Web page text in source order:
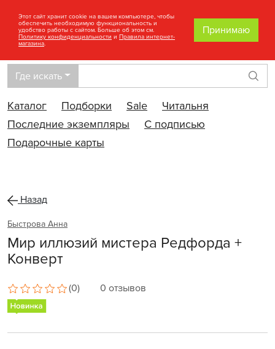
Где искать
Каталог
Подборки Sale
Читальня
Последние экземпляры
С подписью
Подарочные карты
Назад
Быстрова Анна
Мир иллюзий мистера Редфорда +
Конверт
(0) 0 отзывов
NEW
Этот сайт хранит cookie на вашем компьютере, чтобы
обеспечить необходимую функциональность и
удобство работы с сайтом. Больше об этом см.
Политику конфиденциальности и Правила интернет-
магазина.
Принимаю